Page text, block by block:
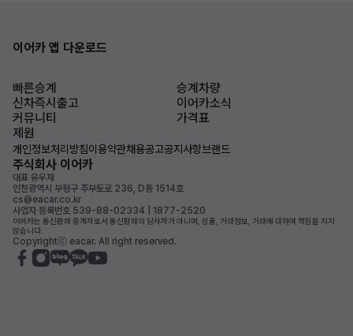
이어카 앱 다운로드
빠른승계
승계차량
신차즉시출고
이어카소식
커뮤니티
가격표
제원
개인정보처리방침이용약관채용공고공지사항브랜드
주식회사 이어카
대표 유우재
인천광역시 부평구 주부토로 236, D동 1514호
cs@eacar.co.kr
사업자 등록번호 539-88-02334 | 1877-2520
이어카는 통신판매 중개자로서 통신판매의 당사자가 아니며, 상품, 거래정보, 거래에 대하여 책임을 지지
않습니다.
Copyrightⓒ eacar. All right reserved.